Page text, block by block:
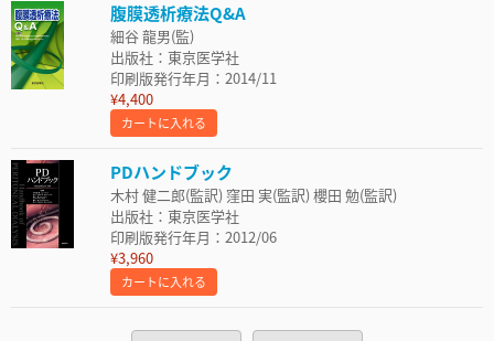
腹膜透析療法Q&A
細谷 龍男(監)
出版社：東京医学社
印刷版発行年月：2014/11
¥4,400
カートに入れる
PDハンドブック
木村 健二郎(監訳) 窪田 実(監訳) 櫻田 勉(監訳)
出版社：東京医学社
印刷版発行年月：2012/06
¥3,960
カートに入れる